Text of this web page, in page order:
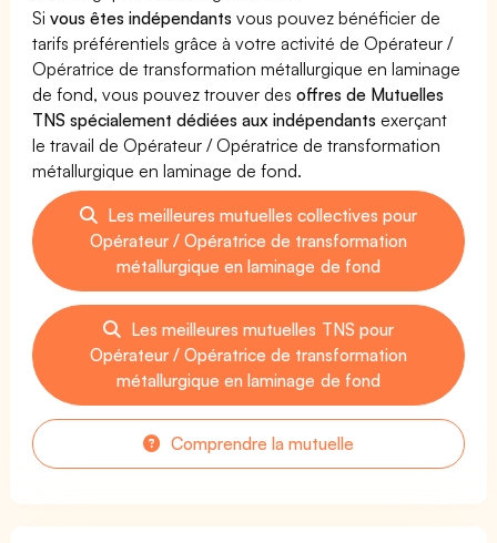
Sivous êtes indépendants vous pouvez bénéficier de
tarifs préférentiels grâce à votre activité de Opérateur /
Opératrice de transformation métallurgique en laminage
de fond, vous pouvez trouver desoffres de Mutuelles
TNS spécialement dédiées aux indépendants exerçant
le travail de Opérateur / Opératrice de transformation
métallurgique en laminage de fond.
Les meilleures mutuelles collectives pour
Opérateur / Opératrice de transformation
métallurgique en laminage de fond
Les meilleures mutuelles TNS pour
Opérateur / Opératrice de transformation
métallurgique en laminage de fond
Comprendre la mutuelle